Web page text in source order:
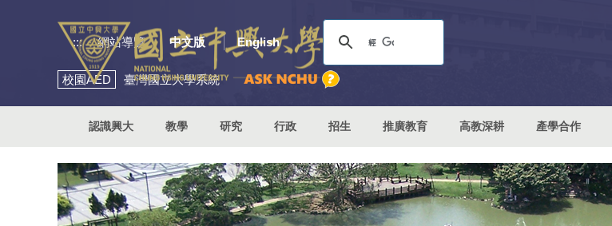
::: 網站導覽 中文版 English
校園AED 臺灣國立大學系統
認識興大 教學 研究 行政 招生 推廣教育 高教深耕 產學合作